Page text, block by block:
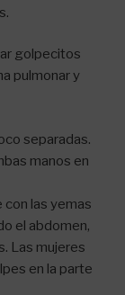
golpecitos
pulmonar y
separadas.
manos en
las yemas
el abdomen,
Las mujeres
en la parte